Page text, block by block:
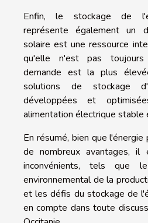
Enfin, le stockage de
représente également un
solaire est une ressource
qu'elle n'est pas
demande est la plus
solutions de stockage
développées et
alimentation électrique stable
En résumé, bien que
de nombreux avantages, il
inconvénients, tels que
environnemental de la
et les défis du stockage de
en compte dans toute